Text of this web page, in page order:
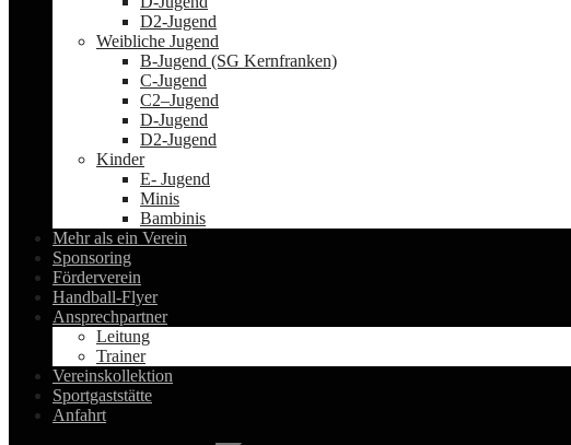
D2-Jugend
Weibliche Jugend
B-Jugend (SG Kernfranken)
C-Jugend
C2–Jugend
D-Jugend
D2-Jugend
Kinder
E- Jugend
Minis
Bambinis
Mehr als ein Verein
Sponsoring
Förderverein
Handball-Flyer
Ansprechpartner
Leitung
Trainer
Vereinskollektion
Sportgaststätte
Anfahrt